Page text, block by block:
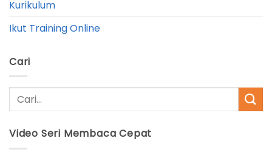
Kurikulum
Ikut Training Online
Cari
Video Seri Membaca Cepat